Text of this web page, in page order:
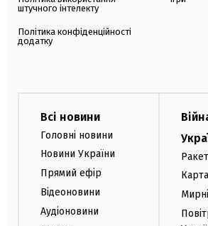
штучного інтелекту
Політика конфіденційності
додатку
Всі новини
Головні новини
Новини України
Прямий ефір
Відеоновини
Аудіоновини